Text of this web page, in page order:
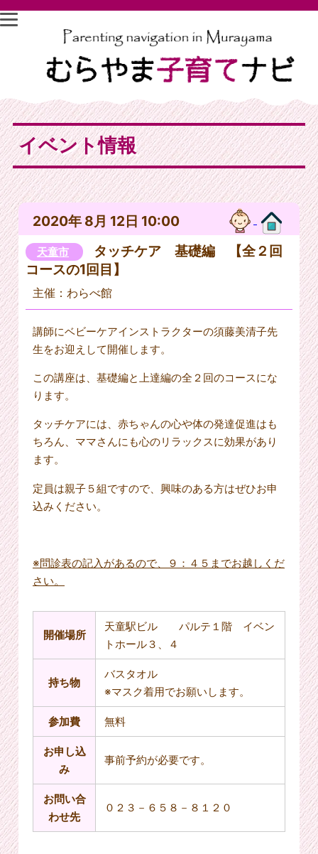
イベント情報
2020年 8月 12日 10:00
天童市
タッチケア 基礎編 【全２回
コースの1回目】
主催：わらべ館
講師にベビーケアインストラクターの須藤美清子先
生をお迎えして開催します。
この講座は、基礎編と上達編の全２回のコースにな
ります。
タッチケアには、赤ちゃんの心や体の発達促進はも
ちろん、ママさんにも心のリラックスに効果があり
ます。
定員は親子５組ですので、興味のある方はぜひお申
込みください。
※問診表の記入があるので、９：４５までお越しくだ
さい。
開催場所
天童駅ビル パルテ１階 イベン
トホール３、４
持ち物
バスタオル
※マスク着用でお願いします。
参加費 無料
お申し込
み
事前予約が必要です。
お問い合
わせ先
０２３－６５８－８１２０